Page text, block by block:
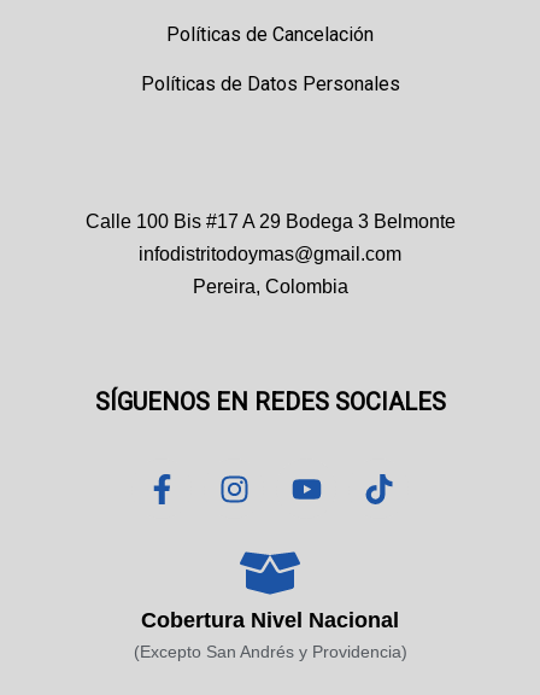
Políticas de Cancelación
Políticas de Datos Personales
Calle 100 Bis #17 A 29 Bodega 3 Belmonte
infodistritodoymas@gmail.com
Pereira, Colombia
SÍGUENOS EN REDES SOCIALES
F
a
o
o
I
n
t
a
g
r
Y
o
b
e
T
i
k
Cobertura Nivel Nacional
(Excepto San Andrés y Providencia)